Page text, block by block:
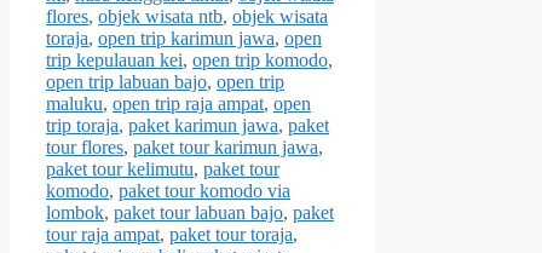
flores, objek wisata ntb, objek wisata
toraja, open trip karimun jawa, open
trip kepulauan kei, open trip komodo,
open trip labuan bajo, open trip
maluku, open trip raja ampat, open
trip toraja, paket karimun jawa, paket
tour flores, paket tour karimun jawa,
paket tour kelimutu, paket tour
komodo, paket tour komodo via
lombok, paket tour labuan bajo, paket
tour raja ampat, paket tour toraja,